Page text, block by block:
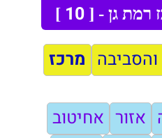
רמת גן - [ 10
]
מרכז
אזור אחיטוב